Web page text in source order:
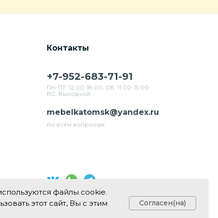
+7-952-683-71-91
ПН-ПТ: 12.00-18.00, СБ: 11:00-15:00
ВС: Выходной
Контакты
mebelkatomsk@yandex.ru
по всем вопросам
Свяжитесь с нами в соц. сетях
файлы cookie.
этот сайт, Вы с этим
Согласен(на)